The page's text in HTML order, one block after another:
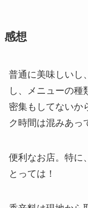
感想
普通に美味しいし
し、メニューの種
密集もしてないか
ク時間は混みあっ
便利なお店。特に
とっては！